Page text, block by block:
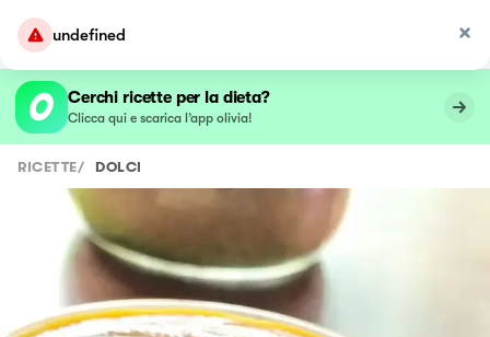
undefined
Cerchi ricette per la dieta?
Clicca qui e scarica l’app olivia!
RICETTE/ DOLCI